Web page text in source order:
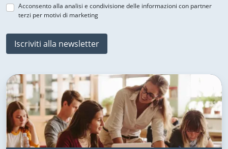
Acconsento alla analisi e condivisione delle informazioni con partner
terzi per motivi di marketing
Iscriviti alla newsletter